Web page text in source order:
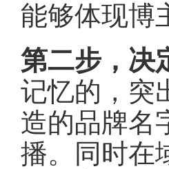
能够体现博
第二步，决
记忆的，突
造的品牌名
播。同时在